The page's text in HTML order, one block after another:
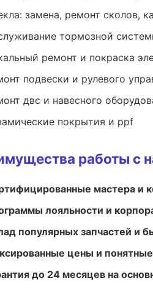
замена, ремонт сколов,
тормозной
ремонт и покраска
подвески и рулевого
двс и навесного
покрытия и ppf
работы с
мастера и
лояльности и
популярных запчастей и
цены и
до 24 месяцев на